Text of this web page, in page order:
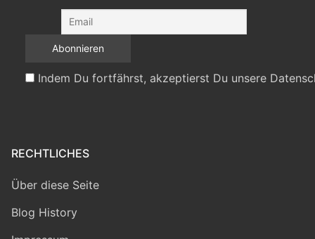
Indem Du fortfährst, akzeptierst Du unsere
RECHTLICHES
Über diese Seite
Blog History